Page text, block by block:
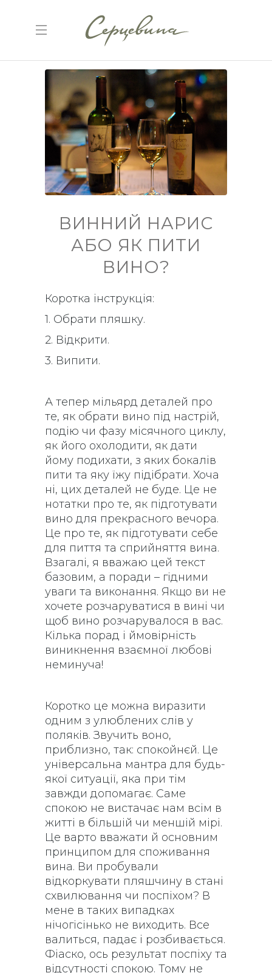
ВИННИЙ НАРИС
АБО ЯК ПИТИ
ВИНО?
Коротка інструкція:
1. Обрати пляшку.
2. Відкрити.
3. Випити.
А тепер мільярд деталей про
те, як обрати вино під настрій,
подію чи фазу місячного циклу,
як його охолодити, як дати
йому подихати, з яких бокалів
пити та яку їжу підібрати. Хоча
ні, цих деталей не буде. Це не
нотатки про те, як підготувати
вино для прекрасного вечора.
Це про те, як підготувати себе
для пиття та сприйняття вина.
Взагалі, я вважаю цей текст
базовим, а поради – гідними
уваги та виконання. Якщо ви не
хочете розчаруватися в вині чи
щоб вино розчарувалося в вас.
Кілька порад і ймовірність
виникнення взаємної любові
неминуча!
Коротко це можна виразити
одним з улюблених слів у
поляків. Звучить воно,
приблизно, так: спокойнєй. Це
універсальна мантра для будь-
якої ситуації, яка при тім
завжди допомагає. Саме
спокою не вистачає нам всім в
житті в більшій чи меншій мірі.
Це варто вважати й основним
принципом для споживання
вина. Ви пробували
відкоркувати пляшчину в стані
схвилювання чи поспіхом? В
мене в таких випадках
нічогісінько не виходить. Все
валиться, падає і розбивається.
Фіаско, ось результат поспіху та
відсутності спокою. Тому не